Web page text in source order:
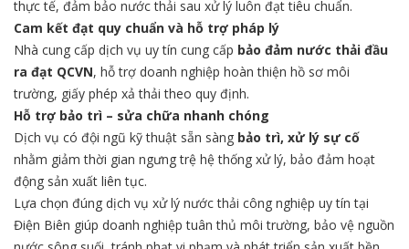
thực tế, đảm bảo nước thải sau xử lý luôn đạt tiêu chuẩn.
Cam kết đạt quy chuẩn và hỗ trợ pháp lý
Nhà cung cấp dịch vụ uy tín cung cấp bảo đảm nước thải đầu
ra đạt QCVN, hỗ trợ doanh nghiệp hoàn thiện hồ sơ môi
trường, giấy phép xả thải theo quy định.
Hỗ trợ bảo trì – sửa chữa nhanh chóng
Dịch vụ có đội ngũ kỹ thuật sẵn sàng bảo trì, xử lý sự cố
nhằm giảm thời gian ngưng trệ hệ thống xử lý, bảo đảm hoạt
động sản xuất liên tục.
Lựa chọn đúng dịch vụ xử lý nước thải công nghiệp uy tín tại
Điện Biên giúp doanh nghiệp tuân thủ môi trường, bảo vệ nguồn